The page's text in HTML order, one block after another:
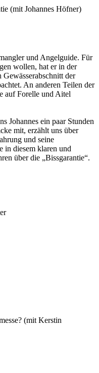
(mit Johannes Höfner)
und Angelguide. Für
wollen, hat er in der
der
An anderen Teilen der
auf Forelle und Aitel
Johannes ein paar Stunden
mit, erzählt uns über
und seine
in diesem klaren und
über die „Bissgarantie“.
(mit Kerstin